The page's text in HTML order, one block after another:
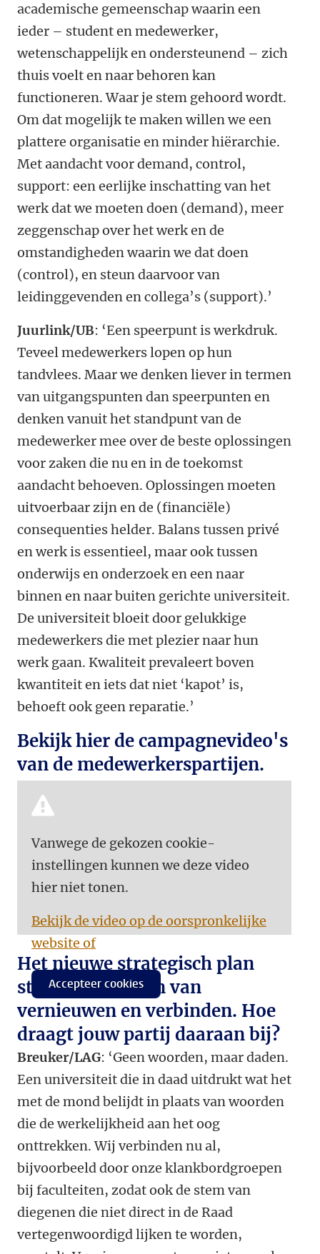
academische gemeenschap waarin een
ieder – student en medewerker,
wetenschappelijk en ondersteunend – zich
thuis voelt en naar behoren kan
functioneren. Waar je stem gehoord wordt.
Om dat mogelijk te maken willen we een
plattere organisatie en minder hiërarchie.
Met aandacht voor demand, control,
support: een eerlijke inschatting van het
werk dat we moeten doen (demand), meer
zeggenschap over het werk en de
omstandigheden waarin we dat doen
(control), en steun daarvoor van
leidinggevenden en collega’s (support).’
Juurlink/UB: ‘Een speerpunt is werkdruk.
Teveel medewerkers lopen op hun
tandvlees. Maar we denken liever in termen
van uitgangspunten dan speerpunten en
denken vanuit het standpunt van de
medewerker mee over de beste oplossingen
voor zaken die nu en in de toekomst
aandacht behoeven. Oplossingen moeten
uitvoerbaar zijn en de (financiële)
consequenties helder. Balans tussen privé
en werk is essentieel, maar ook tussen
onderwijs en onderzoek en een naar
binnen en naar buiten gerichte universiteit.
De universiteit bloeit door gelukkige
medewerkers die met plezier naar hun
werk gaan. Kwaliteit prevaleert boven
kwantiteit en iets dat niet ‘kapot’ is,
behoeft ook geen reparatie.’
Bekijk hier de campagnevideo's
van de medewerkerspartijen.
Vanwege de gekozen cookie-
instellingen kunnen we deze video
hier niet tonen.
Bekijk de video op de oorspronkelijke
website of
Accepteer cookies
Het nieuwe strategisch plan
staat in het teken van
vernieuwen en verbinden. Hoe
draagt jouw partij daaraan bij?
Breuker/LAG: ‘Geen woorden, maar daden.
Een universiteit die in daad uitdrukt wat het
met de mond belijdt in plaats van woorden
die de werkelijkheid aan het oog
onttrekken. Wij verbinden nu al,
bijvoorbeeld door onze klankbordgroepen
bij faculteiten, zodat ook de stem van
diegenen die niet direct in de Raad
vertegenwoordigd lijken te worden,